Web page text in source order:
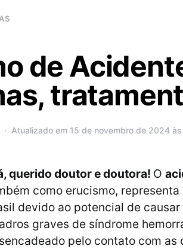
de
Atualizado em 15 de novembro de 2024
querido doutor e doutora! O
como erucismo,
devido ao potencial de
graves de síndrome
pelo contato com